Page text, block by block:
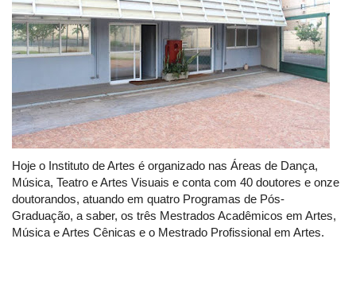
Hoje o Instituto de Artes é organizado nas Áreas de Dança,
Música, Teatro e Artes Visuais e conta com 40 doutores e onze
doutorandos, atuando em quatro Programas de Pós-
Graduação, a saber, os três Mestrados Acadêmicos em Artes,
Música e Artes Cênicas e o Mestrado Profissional em Artes.